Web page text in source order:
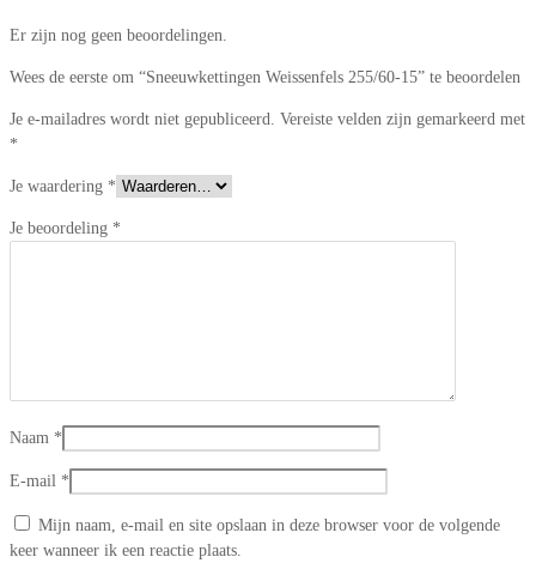
Er zijn nog geen beoordelingen.
Wees de eerste om “Sneeuwkettingen Weissenfels 255/60-15” te beoordelen
Je e-mailadres wordt niet gepubliceerd. Vereiste velden zijn gemarkeerd met
*
Je waardering *
Je beoordeling *
Naam *
E-mail *
Mijn naam, e-mail en site opslaan in deze browser voor de volgende
keer wanneer ik een reactie plaats.